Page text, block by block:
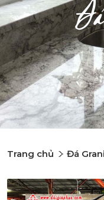
Trang chủ Đá